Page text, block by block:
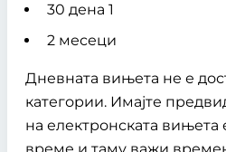
30 дена 1
2 месеци
Дневната вињета не е
категории. Имајте
на електронската